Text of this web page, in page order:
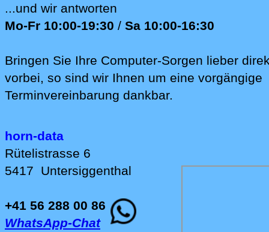
...und wir antworten
Mo-Fr 10:00-19:30 / Sa 10:00-16:30
Bringen Sie Ihre Computer-Sorgen lieber
vorbei, so sind wir Ih‍nen um eine vorgängige
Terminvereinbarung dankbar.
horn-data
Rütelistrasse 6
5417 Untersiggenthal
+41 56 288 00 86
WhatsApp-Chat